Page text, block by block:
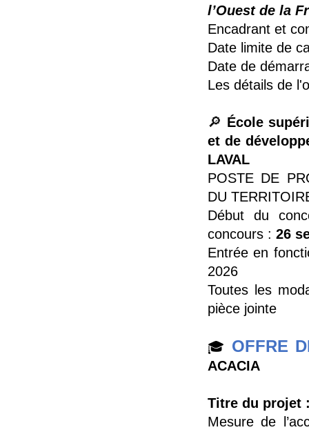
l’Ouest de la
Encadrant et
Date limite de
Date de
Les détails de
🔎 École
et de
LAVAL
POSTE DE
DU
Début du
concours : 26
Entrée en
2026
Toutes les
pièce jointe
🎓 OFFRE
ACACIA
Titre du projet
Mesure de